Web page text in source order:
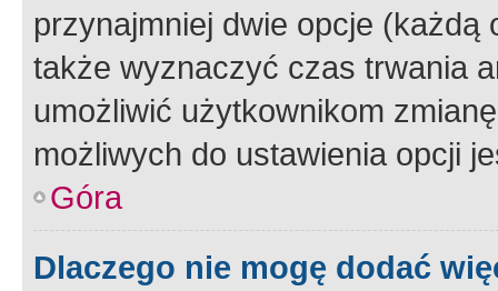
przynajmniej dwie opcje
także wyznaczyć czas trwania
umożliwić użytkownikom
możliwych do ustawienia opcji
Góra
Dlaczego nie mogę dodać